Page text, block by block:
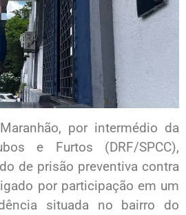
por intermédio da
e Furtos (DRF/SPCC),
de prisão preventiva contra
por participação em um
situada no bairro do